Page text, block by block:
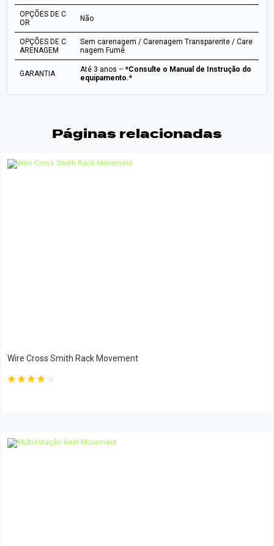
OPÇÕES DE C
OR
Não
OPÇÕES DE C
ARENAGEM
Sem carenagem / Carenagem Transparente / Care
nagem Fumê
GARANTIA Até 3 anos –*Consulte o Manual de Instrução do
equipamento.*
Páginas relacionadas
Wire Cross Smith Rack Movement